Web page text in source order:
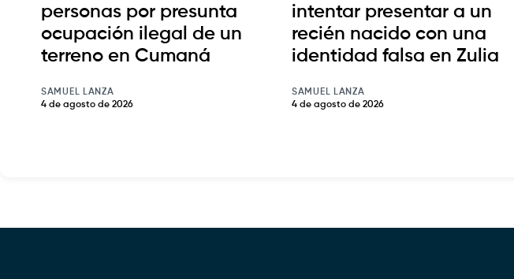
personas por presunta
ocupación ilegal de un
terreno en Cumaná
SAMUEL LANZA
4 de agosto de 2026
intentar presentar a un
recién nacido con una
identidad falsa en Zulia
SAMUEL LANZA
4 de agosto de 2026